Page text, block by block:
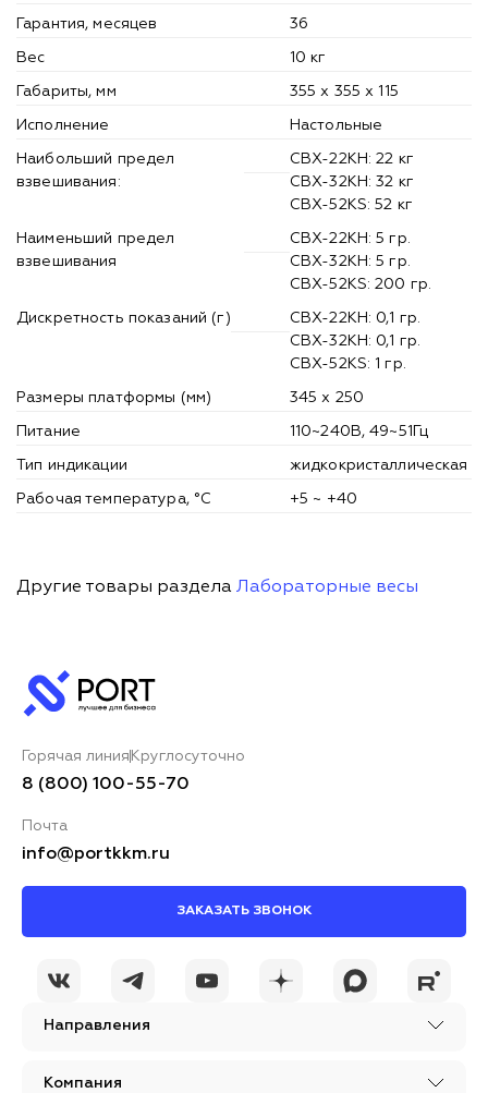
Гарантия, месяцев 36
Вес 10 кг
Габариты, мм 355 х 355 х 115
Исполнение Настольные
Наибольший предел
взвешивания:
CBX-22KH: 22 кг
CBX-32KH: 32 кг
CBX-52KS: 52 кг
Наименьший предел
взвешивания
CBX-22KH: 5 гр.
CBX-32KH: 5 гр.
CBX-52KS: 200 гр.
Дискретность показаний (г)
CBX-22KH: 0,1 гр.
CBX-32KH: 0,1 гр.
CBX-52KS: 1 гр.
Размеры платформы (мм) 345 х 250
Питание 110~240В, 49~51Гц
Тип индикации жидкокристаллическая
Рабочая температура, °С +5 ~ +40
Другие товары раздела Лабораторные весы
Направления
Компания
Горячая линия Круглосуточно
8 (800) 100-55-70
Почта
info@portkkm.ru
ЗАКАЗАТЬ ЗВОНОК